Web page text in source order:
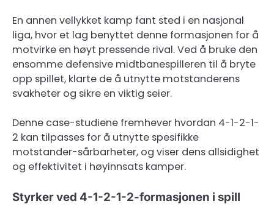
En annen vellykket kamp fant sted i en nasjonal
liga, hvor et lag benyttet denne formasjonen for å
motvirke en høyt pressende rival. Ved å bruke den
ensomme defensive midtbanespilleren til å bryte
opp spillet, klarte de å utnytte motstanderens
svakheter og sikre en viktig seier.
Denne case-studiene fremhever hvordan 4-1-2-1-
2 kan tilpasses for å utnytte spesifikke
motstander-sårbarheter, og viser dens allsidighet
og effektivitet i høyinnsats kamper.
Styrker ved 4-1-2-1-2-formasjonen i spill